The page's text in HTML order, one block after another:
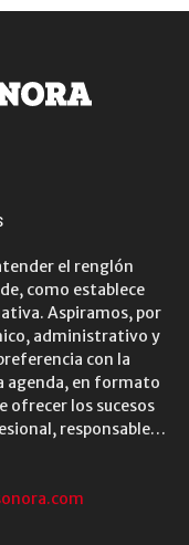
el renglón
como establece
Aspiramos, por
administrativo y
con la
agenda, en formato
ofrecer los sucesos
responsable…